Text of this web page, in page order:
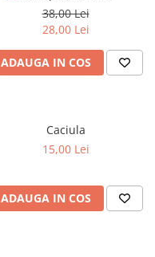
38,00 Lei
28,00 Lei
ADAUGA IN COS
Caciula
15,00 Lei
ADAUGA IN COS